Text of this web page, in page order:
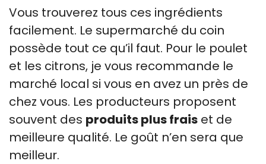
Vous trouverez tous ces ingrédients
facilement. Le supermarché du coin
possède tout ce qu’il faut. Pour le poulet
et les citrons, je vous recommande le
marché local si vous en avez un près de
chez vous. Les producteurs proposent
souvent des produits plus frais et de
meilleure qualité. Le goût n’en sera que
meilleur.